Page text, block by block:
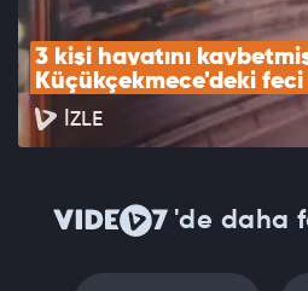
3 kişi hayatını
Küçükçekmece'deki
İZLE
'de daha